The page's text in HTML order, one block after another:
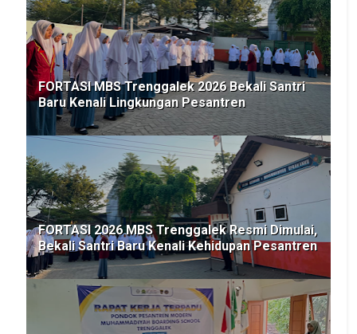
FORTASI MBS Trenggalek 2026 Bekali Santri
Baru Kenali Lingkungan Pesantren
FORTASI 2026 MBS Trenggalek Resmi Dimulai,
Bekali Santri Baru Kenali Kehidupan Pesantren